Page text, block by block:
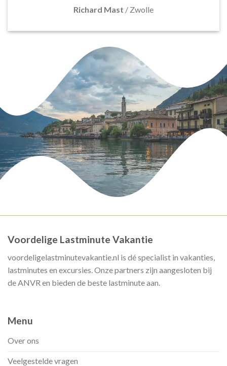
Richard Mast / Zwolle
Voordelige Lastminute Vakantie
voordeligelastminutevakantie.nl is dé specialist in vakanties,
lastminutes en excursies. Onze partners zijn aangesloten bij
de ANVR en bieden de beste lastminute aan.
Menu
Over ons
Veelgestelde vragen